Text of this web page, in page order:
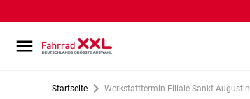
Startseite Werkstatttermin Filiale Sankt Augustin